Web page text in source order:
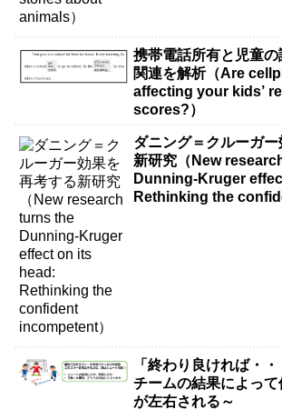
携帯電話所有と児童
関連を解析（Are
affecting your kids’
scores?）
ダニング＝クルーガ
新研究（New
Dunning-Kruger
Rethinking the
「終わり良ければ・
チームの結果によっ
が左右される～